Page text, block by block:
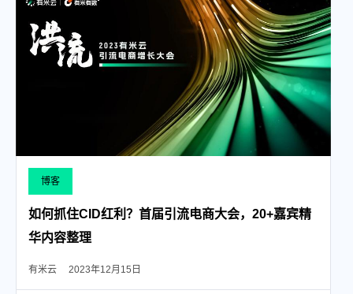
博客
如何抓住CID红利？首届引流电商大会，20+嘉宾精
华内容整理
有米云 2023年12月15日